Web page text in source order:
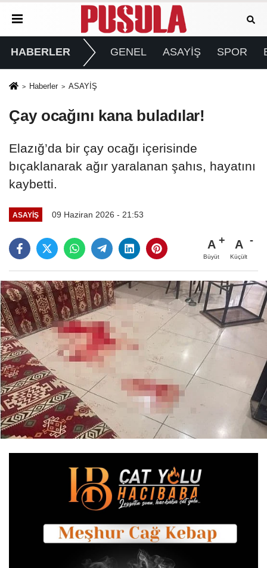
HABERLER GENEL ASAYİŞ SPOR
Haberler ASAYİŞ
Çay ocağını kana buladılar!
Elazığ’da bir çay ocağı içerisinde
bıçaklanarak ağır yaralanan şahıs, hayatını
kaybetti.
ASAYİŞ 09 Haziran 2026 - 21:53
A
Büyüt
A
Küçült